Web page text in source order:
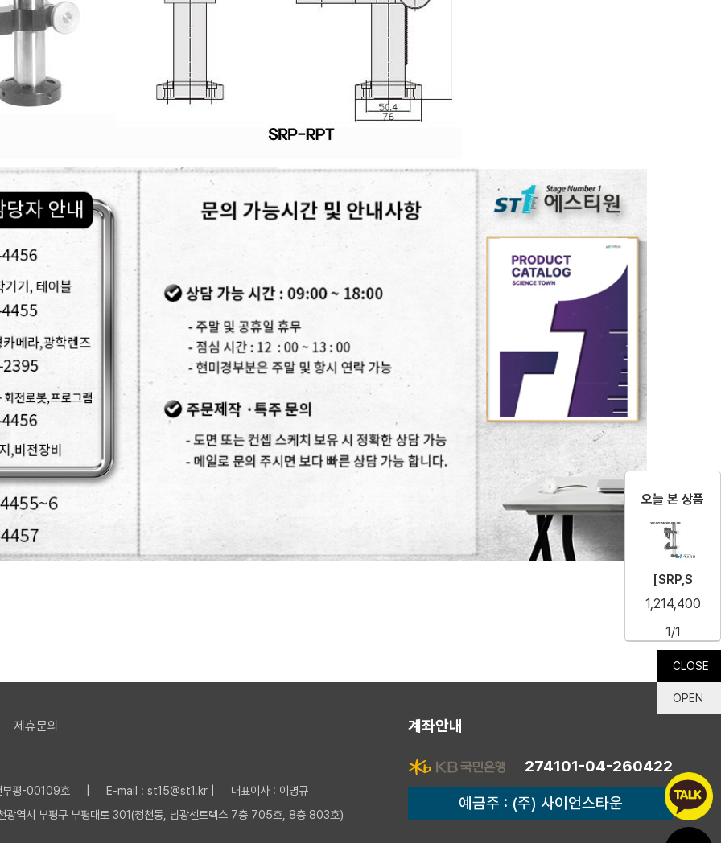
제휴문의
부평-00109호 | E-mail : st15@st1.kr | 대표이사 : 이명규
구 부평대로 301(청천동, 남광센트렉스 7층 705호, 8층 803호)
계좌안내
274101-04-260422
예금주 : (주) 사이언스타운
CLOSE
OPEN
오늘 본 상품
[SRP,S
1,214,400
1/1